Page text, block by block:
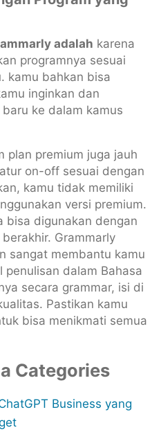
adalah karena
programnya sesuai
kamu bahkan bisa
inginkan dan
ke dalam kamus
plan premium juga jauh
on-off sesuai dengan
kamu tidak memiliki
versi premium.
bisa digunakan dengan
Grammarly
sangat membantu kamu
dalam Bahasa
secara grammar, isi di
Pastikan kamu
bisa menikmati semua
Categories
Business yang